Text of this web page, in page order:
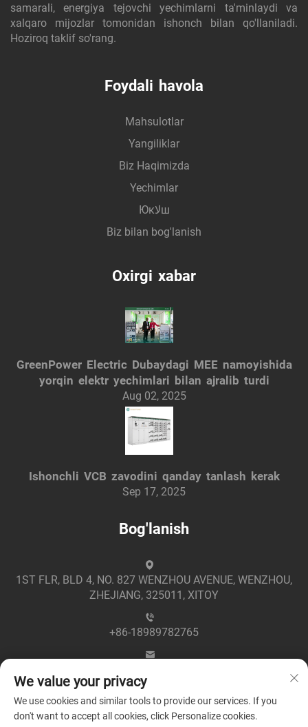
samarali, energiya tejovchi yechimlarni ta'minlaydi va
xalqaro mijozlar tomonidan ishonch bilan qo'llaniladi.
Hoziroq taklif so'rang.
Foydali havola
Mahsulotlar
Yangiliklar
Biz Haqimizda
Yechimlar
Юкلاш
Biz bilan bog'lanish
Oxirgi xabar
GreenPower Electric Dubaydagi MEE namoyishida
yorqin elektr yechimlari bilan ajralib turdi
Aug 02, 2025
Ishonchli VCB zavodini qanday tanlash kerak
Sep 17, 2025
Bog'lanish
1ST FLR, BLD 4, NO. 827 WENZHOU AVENUE, WENZHOU,
ZHEJIANG, 325011, XITOY
+86-18989782765
We value your privacy
We use cookies and similar tools to provide our services. If you
don't want to accept all cookies, click Personalize cookies.